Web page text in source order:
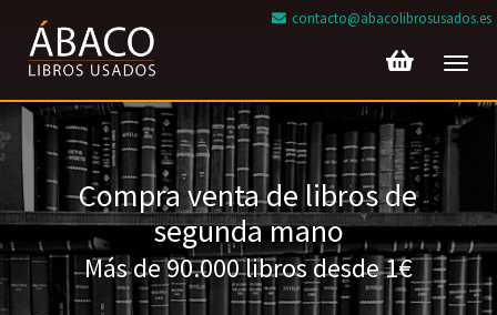
contacto@abacolibrosusados.es
Compra venta de libros de
segunda mano
Más de 90.000 libros desde 1€